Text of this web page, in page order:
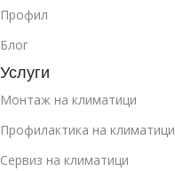
Профил
Блог
Услуги
Монтаж на климатици
Профилактика на климатици
Сервиз на климатици